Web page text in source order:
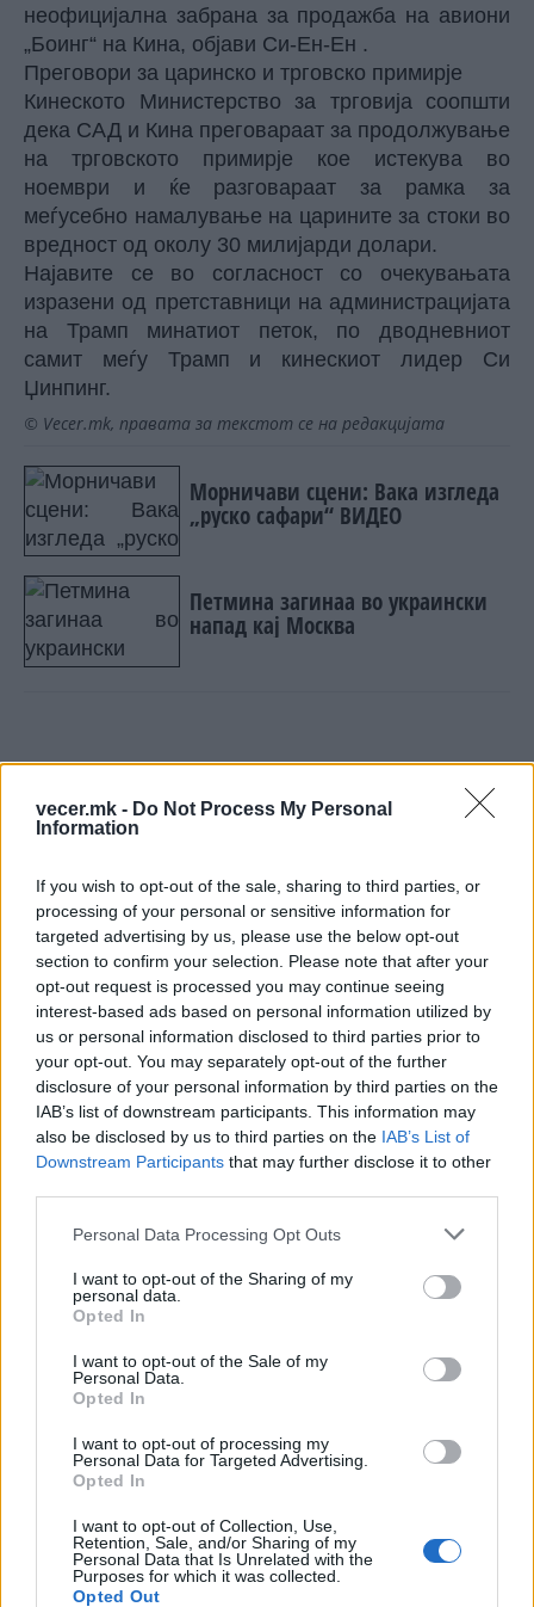
vecer.mk - Do Not Process My Personal
Information
If you wish to opt-out of the sale, sharing to third parties, or
processing of your personal or sensitive information for
targeted advertising by us, please use the below opt-out
section to confirm your selection. Please note that after your
opt-out request is processed you may continue seeing
interest-based ads based on personal information utilized by
us or personal information disclosed to third parties prior to
your opt-out. You may separately opt-out of the further
disclosure of your personal information by third parties on the
IAB’s list of downstream participants. This information may
also be disclosed by us to third parties on the IAB’s List of
Downstream Participants that may further disclose it to other
Personal Data Processing Opt Outs
I want to opt-out of the Sharing of my
personal data.
Opted In
I want to opt-out of the Sale of my
Personal Data.
Opted In
I want to opt-out of processing my
Personal Data for Targeted Advertising.
Opted In
I want to opt-out of Collection, Use,
Retention, Sale, and/or Sharing of my
Personal Data that Is Unrelated with the
Purposes for which it was collected.
Opted Out
неофицијална забрана за продажба на авиони
„Боинг“ на Кина, објави Си-Ен-Ен .
Преговори за царинско и трговско примирје
Кинеското Министерство за трговија соопшти
дека САД и Кина преговараат за продолжување
на трговското примирје кое истекува во
ноември и ќе разговараат за рамка за
меѓусебно намалување на царините за стоки во
вредност од околу 30 милијарди долари.
Најавите се во согласност со очекувањата
изразени од претставници на администрацијата
на Трамп минатиот петок, по дводневниот
самит меѓу Трамп и кинескиот лидер Си
Џинпинг.
© Vecer.mk, правата за текстот се на редакцијата
Морничави сцени: Вака изгледа
„руско сафари“ ВИДЕО
Петмина загинаа во украински
напад кај Москва
ЗА ВОЕНИТЕ ЗЛОСТРОСТВА НА
УЧК...
ИСТОРИСКО ОБЕДИНУВАЊЕ НА
МАКЕДОНЦИТЕ ВО СРБИЈА:
ФОРМИРАН МАКЕДОНСКИОТ
НАЦИОНАЛЕН СОЈУЗ
ТЕЖОК ДЕН И ЈАВНО
ДЕМОЛИРАЊЕ НА ФИЛИПЧЕ:
Мицкоски откри дека
човекот појма нема од
ништо, освен за кеш
ПРЕДУПРЕДЕНИ СЕ: „Бугарија
итно ја преиспитува својата
одлука“
ТЕМПЕРАТУРАТА ВО СРЕДА ЌЕ
СУДСКАТА МАФИЈА РАБОТИ
ВАКА - Судијата Вулнет Винца
на бизнисменот Марковски
Северна Кореја и Русија градат
УЛЦИЊ Е АЛБАНСКИ, ЌЕ ГО
ОСЛОБОДИМЕ- Скандалозна
Црна Гора
Исчезнаа десетмина
алпинисти во лавина во
Пакистан- меѓу нив и познат